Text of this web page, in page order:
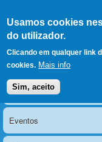
Usamos cookies
do utilizador.
Clicando em qualquer link
cookies. Mais info
Sim, aceito
O
Menu principal
Notícias
Eventos